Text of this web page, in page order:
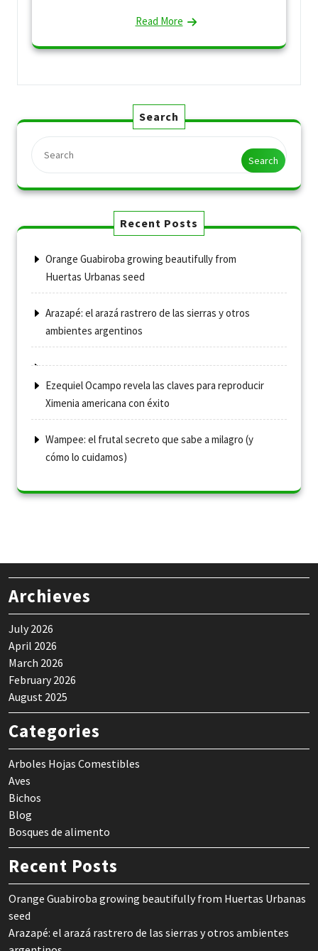
Read More
Search
Search
Recent Posts
Orange Guabiroba growing beautifully from
Huertas Urbanas seed
Arazapé: el arazá rastrero de las sierras y otros
ambientes argentinos
Ezequiel Ocampo revela las claves para reproducir
Ximenia americana con éxito
Wampee: el frutal secreto que sabe a milagro (y
cómo lo cuidamos)
Archieves
July 2026
April 2026
March 2026
February 2026
August 2025
Categories
Arboles Hojas Comestibles
Aves
Bichos
Blog
Bosques de alimento
Recent Posts
Orange Guabiroba growing beautifully from Huertas Urbanas
seed
Arazapé: el arazá rastrero de las sierras y otros ambientes